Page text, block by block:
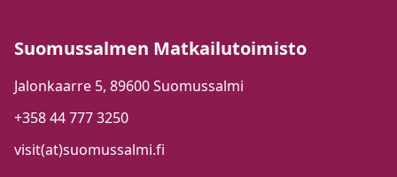
Suomussalmen Matkailutoimisto
Jalonkaarre 5, 89600 Suomussalmi
+358 44 777 3250
visit(at)suomussalmi.fi